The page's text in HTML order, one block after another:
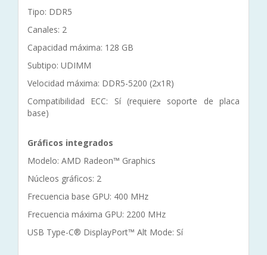
Tipo: DDR5
Canales: 2
Capacidad máxima: 128 GB
Subtipo: UDIMM
Velocidad máxima: DDR5-5200 (2x1R)
Compatibilidad ECC: Sí (requiere soporte de placa
base)
Gráficos integrados
Modelo: AMD Radeon™ Graphics
Núcleos gráficos: 2
Frecuencia base GPU: 400 MHz
Frecuencia máxima GPU: 2200 MHz
USB Type-C® DisplayPort™ Alt Mode: Sí